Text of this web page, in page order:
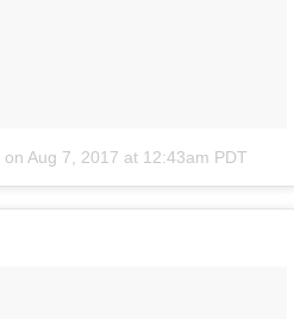
on Aug 7, 2017 at 12:43am PDT